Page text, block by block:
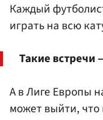
Каждый
играть на всю
Такие встречи
А в Лиге Европы
может выйти, что